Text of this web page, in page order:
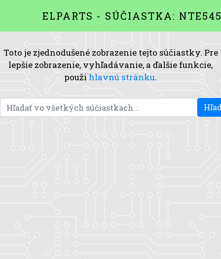
ELPARTS - SÚČIASTKA:
Toto je zjednodušené zobrazenie tejto súčiastky. Pre
lepšie zobrazenie, vyhľadávanie, a ďalšie funkcie,
použi hlavnú stránku.